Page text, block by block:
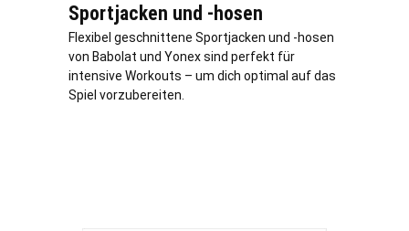
Sportjacken und -hosen
Flexibel geschnittene Sportjacken und -hosen
von Babolat und Yonex sind perfekt für
intensive Workouts – um dich optimal auf das
Spiel vorzubereiten.